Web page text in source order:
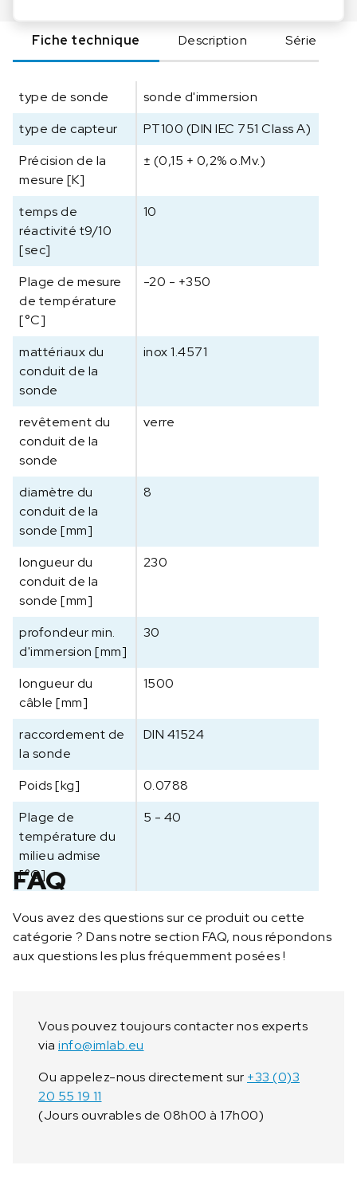
K
A
P
1
0
0
1
S
o
e
d
e
t
e
m
p
é
r
a
t
r
e
Fiche technique Description Série
type de sonde
sonde d'immersion
type de capteur
PT100 (DIN IEC 751 Class A)
Précision de la
mesure [K]
± (0,15 + 0,2% o.Mv.)
temps de
réactivité t9/10
[sec]
10
Plage de mesure
de température
[°C]
-20 - +350
mattériaux du
conduit de la
sonde
inox 1.4571
revêtement du
conduit de la
sonde
verre
diamètre du
conduit de la
sonde [mm]
8
longueur du
conduit de la
sonde [mm]
230
profondeur min.
d'immersion [mm]
30
longueur du
câble [mm]
1500
raccordement de
la sonde
DIN 41524
Poids [kg]
0.0788
Plage de
température du
milieu admise
[°C]
5 - 40
FAQ
Vous avez des questions sur ce produit ou cette
catégorie ? Dans notre section FAQ, nous répondons
aux questions les plus fréquemment posées !
Vous pouvez toujours contacter nos experts
via info@imlab.eu
Ou appelez-nous directement sur +33 (0)3
20 55 19 11
(Jours ouvrables de 08h00 à 17h00)